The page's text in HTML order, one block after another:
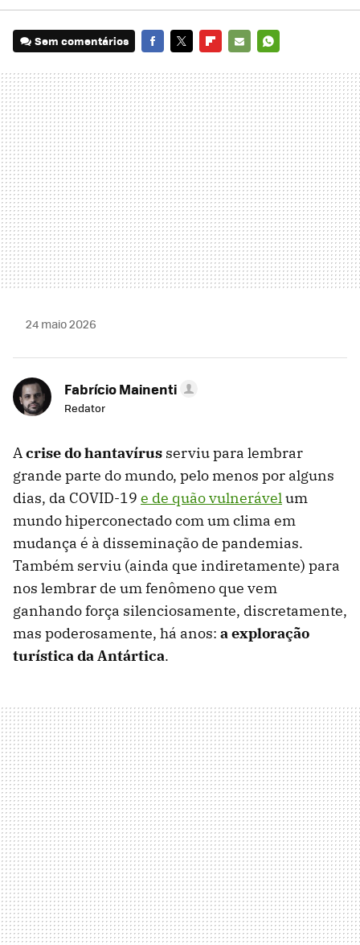
Sem comentários
MAIL
24 maio 2026
Fabrício Mainenti
Redator
Acrise do hantavírus serviu para lembrar
grande parte do mundo, pelo menos por alguns
dias, da COVID-19 e de quão vulnerávelum
mundo hiperconectado com um clima em
mudança é à disseminação de pandemias.
Também serviu (ainda que indiretamente) para
nos lembrar de um fenômeno que vem
ganhando força silenciosamente, discretamente,
mas poderosamente, há anos: a exploração
turística da Antártica.